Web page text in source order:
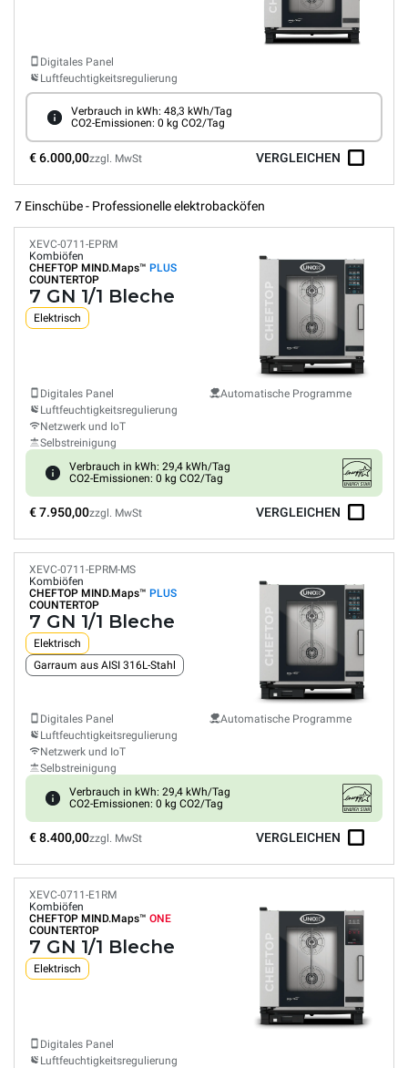
Digitales Panel
Luftfeuchtigkeitsregulierung
Verbrauch in kWh: 48,3 kWh/Tag
CO2-Emissionen: 0 kg CO2/Tag
€ 6.000,00zzgl. MwSt VERGLEICHEN
7 Einschübe - Professionelle elektrobacköfen
XEVC-0711-EPRM
Kombiöfen
CHEFTOP MIND.Maps™ PLUS
COUNTERTOP
7 GN 1/1 Bleche
Elektrisch
Digitales Panel
Luftfeuchtigkeitsregulierung
Netzwerk und IoT
Selbstreinigung
Automatische Programme
Verbrauch in kWh: 29,4 kWh/Tag
CO2-Emissionen: 0 kg CO2/Tag
€ 7.950,00zzgl. MwSt VERGLEICHEN
XEVC-0711-EPRM-MS
Kombiöfen
CHEFTOP MIND.Maps™ PLUS
COUNTERTOP
7 GN 1/1 Bleche
Elektrisch
Garraum aus AISI 316L-Stahl
Digitales Panel
Luftfeuchtigkeitsregulierung
Netzwerk und IoT
Selbstreinigung
Automatische Programme
Verbrauch in kWh: 29,4 kWh/Tag
CO2-Emissionen: 0 kg CO2/Tag
€ 8.400,00zzgl. MwSt VERGLEICHEN
XEVC-0711-E1RM
Kombiöfen
CHEFTOP MIND.Maps™ ONE
COUNTERTOP
7 GN 1/1 Bleche
Elektrisch
Digitales Panel
Luftfeuchtigkeitsregulierung